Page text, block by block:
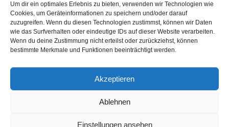
Um dir ein optimales Erlebnis zu bieten, verwenden wir Technologien wie
Cookies, um Geräteinformationen zu speichern und/oder darauf
zuzugreifen. Wenn du diesen Technologien zustimmst, können wir Daten
wie das Surfverhalten oder eindeutige IDs auf dieser Website verarbeiten.
Wenn du deine Zustimmung nicht erteilst oder zurückziehst, können
bestimmte Merkmale und Funktionen beeinträchtigt werden.
Akzeptieren
Ablehnen
Einstellungen ansehen
Dünndarmfehlbesiedlungssyndrom (SIBO) – Eine
unterschätzte Ursache für Verdauungsbeschwerden
Magen- / Darmbeschwerden in der TCM
Chinesische Arzneimitteltherapie bei Heuschnupfen
Winterliche Gewürze und ihre Wirkung nach der TCM